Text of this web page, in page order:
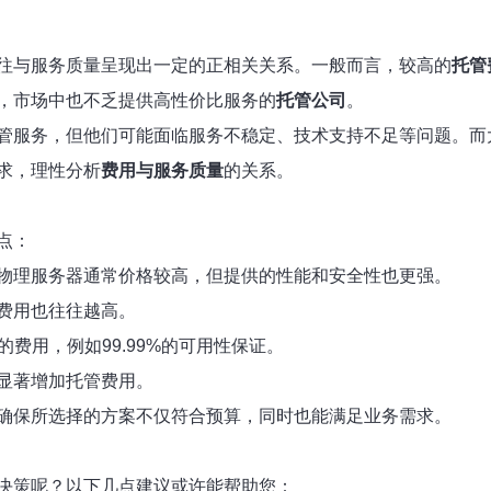
与服务质量呈现出一定的正相关关系。一般而言，较高的托管
市场中也不乏提供高性价比服务的托管公司 。
务，但他们可能面临服务不稳定、技术支持不足等问题。
，理性分析费用与服务质量的关系。
：
服务器通常价格较高，但提供的性能和安全性也更强。
用也往往越高。
费用，例如99.99%的可用性保证。
著增加托管费用。
所选择的方案不仅符合预算，同时也能满足业务需求。
策呢？以下几点建议或许能帮助您：